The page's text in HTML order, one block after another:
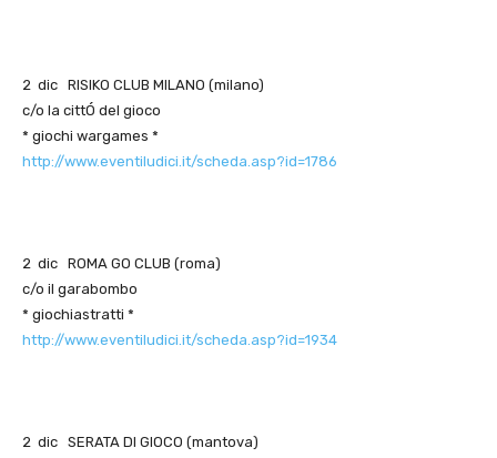
2 dic RISIKO CLUB MILANO (milano)
c/o la cittÓ del gioco
* giochi wargames *
http://www.eventiludici.it/scheda.asp?id=1786
2 dic ROMA GO CLUB (roma)
c/o il garabombo
* giochiastratti *
http://www.eventiludici.it/scheda.asp?id=1934
2 dic SERATA DI GIOCO (mantova)